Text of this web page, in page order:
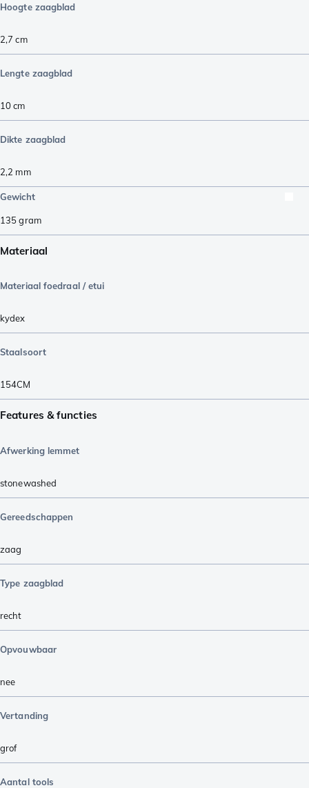
Hoogte zaagblad
2,7 cm
Lengte zaagblad
10cm
Dikte zaagblad
2,2 mm
Gewicht
135gram
Materiaal
Materiaal foedraal / etui
kydex
Staalsoort
154CM
Features & functies
Afwerking lemmet
stonewashed
Gereedschappen
zaag
Type zaagblad
recht
Opvouwbaar
nee
Vertanding
grof
Aantal tools